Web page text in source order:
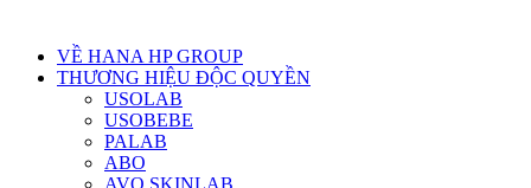
VỀ HANA HP GROUP
THƯƠNG HIỆU ĐỘC QUYỀN
USOLAB
USOBEBE
PALAB
ABO
AVO SKINLAB